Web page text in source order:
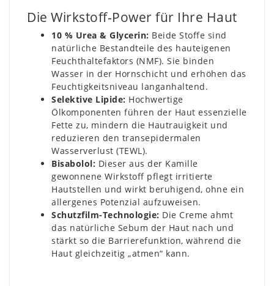
Die Wirkstoff-Power für Ihre Haut
10 % Urea & Glycerin: Beide Stoffe sind
natürliche Bestandteile des hauteigenen
Feuchthaltefaktors (NMF). Sie binden
Wasser in der Hornschicht und erhöhen das
Feuchtigkeitsniveau langanhaltend.
Selektive Lipide: Hochwertige
Ölkomponenten führen der Haut essenzielle
Fette zu, mindern die Hautrauigkeit und
reduzieren den transepidermalen
Wasserverlust (TEWL).
Bisabolol: Dieser aus der Kamille
gewonnene Wirkstoff pflegt irritierte
Hautstellen und wirkt beruhigend, ohne ein
allergenes Potenzial aufzuweisen.
Schutzfilm-Technologie: Die Creme ahmt
das natürliche Sebum der Haut nach und
stärkt so die Barrierefunktion, während die
Haut gleichzeitig „atmen“ kann.